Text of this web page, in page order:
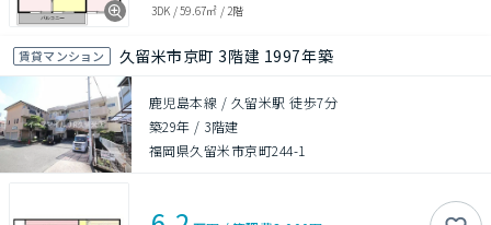
3DK /59.67㎡ /2階
賃貸マンション 久留米市京町 3階建 1997年築
鹿児島本線 / 久留米駅 徒歩7分
築29年 / 3階建
福岡県久留米市京町244-1